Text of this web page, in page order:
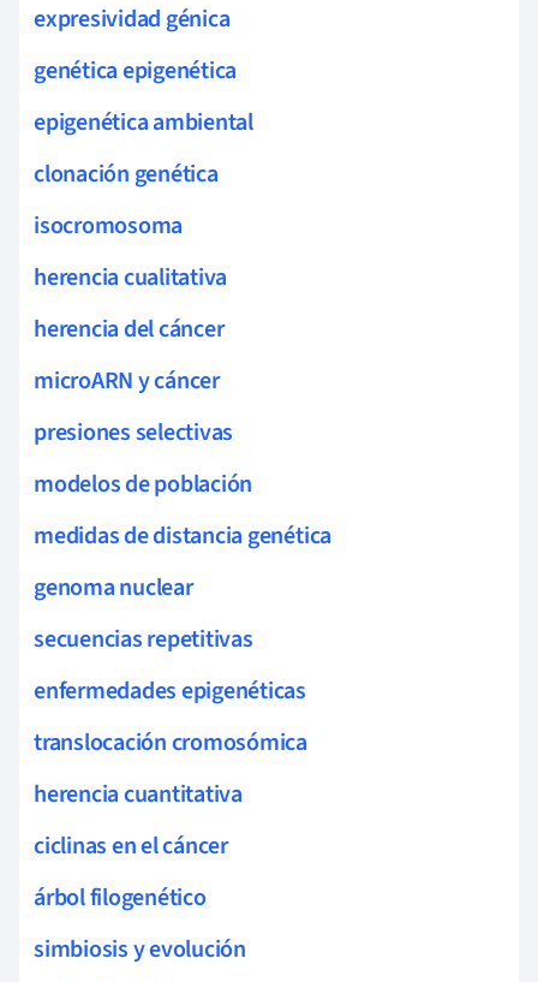
expresividad génica
genética epigenética
epigenética ambiental
clonación genética
isocromosoma
herencia cualitativa
herencia del cáncer
microARN y cáncer
presiones selectivas
modelos de población
medidas de distancia genética
genoma nuclear
secuencias repetitivas
enfermedades epigenéticas
translocación cromosómica
herencia cuantitativa
ciclinas en el cáncer
árbol filogenético
simbiosis y evolución